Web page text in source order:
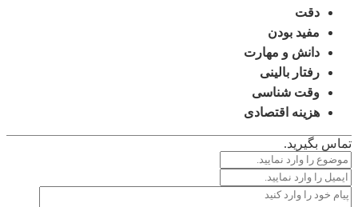
دقت
مفید بودن
دانش و مهارت
رفتار بالینی
وقت شناسی
هزینه اقتصادی
تماس بگیرید.